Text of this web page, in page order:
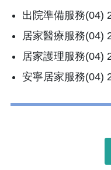
出院準備服務(04)
居家醫療服務(04)
居家護理服務(04)
安寧居家服務(04)